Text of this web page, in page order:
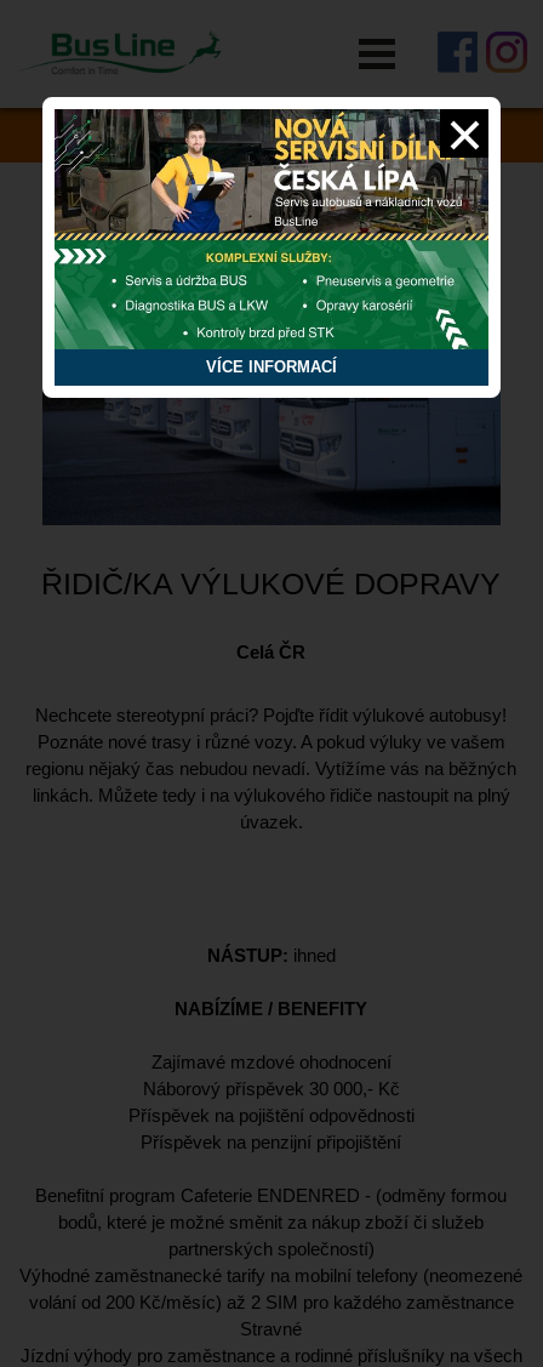
VÍCE INFORMACÍ
RYCHLÁ POMOC
Zapomněli jste si něco v autobusu?
ŘIDIČ/KA VÝLUKOVÉ DOPRAVY
Celá ČR
Nechcete stereotypní práci? Pojďte řídit výlukové autobusy!
Poznáte nové trasy i různé vozy. A pokud výluky ve vašem
regionu nějaký čas nebudou nevadí. Vytížíme vás na běžných
linkách. Můžete tedy i na výlukového řidiče nastoupit na plný
úvazek.
NÁSTUP: ihned
NABÍZÍME / BENEFITY
Zajímavé mzdové ohodnocení
Náborový příspěvek 30 000,- Kč
Příspěvek na pojištění odpovědnosti
Příspěvek na penzijní připojištění
Benefitní program Cafeterie ENDENRED - (odměny formou
bodů, které je možné směnit za nákup zboží či služeb
partnerských společností)
Výhodné zaměstnanecké tarify na mobilní telefony (neomezené
volání od 200 Kč/měsíc) až 2 SIM pro každého zaměstnance
Stravné
Jízdní výhody pro zaměstnance a rodinné příslušníky na všech